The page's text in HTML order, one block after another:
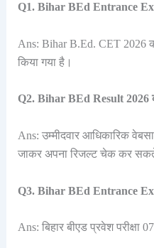
Q1. Bihar BEd Entrance
Ans: Bihar B.Ed. CET 2026
किया गया है।
Q2. Bihar BEd Result
Ans: उम्मीदवार आधिकारिक
जाकर अपना रिजल्ट चेक कर
Q3. Bihar BEd Entrance
Ans: बिहार बीएड प्रवेश